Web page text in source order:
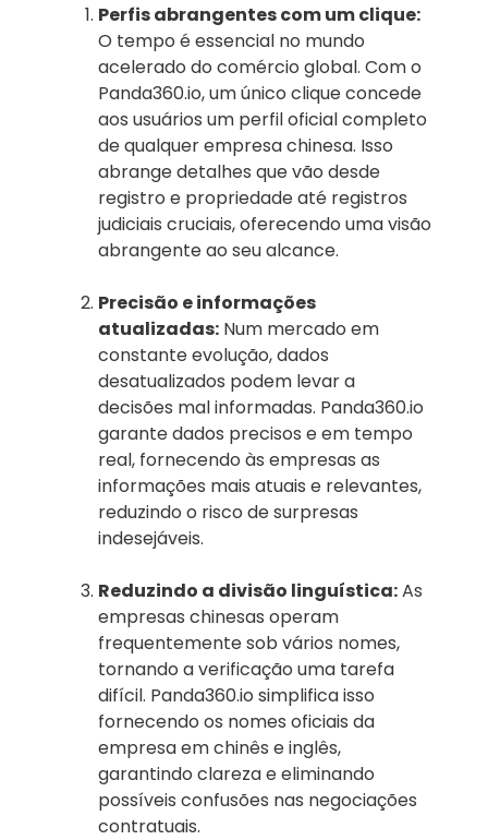
Perfis abrangentes com um clique:
O tempo é essencial no mundo
acelerado do comércio global. Com o
Panda360.io, um único clique concede
aos usuários um perfil oficial completo
de qualquer empresa chinesa. Isso
abrange detalhes que vão desde
registro e propriedade até registros
judiciais cruciais, oferecendo uma visão
abrangente ao seu alcance.
Precisão e informações
atualizadas: Num mercado em
constante evolução, dados
desatualizados podem levar a
decisões mal informadas. Panda360.io
garante dados precisos e em tempo
real, fornecendo às empresas as
informações mais atuais e relevantes,
reduzindo o risco de surpresas
indesejáveis.
Reduzindo a divisão linguística:As
empresas chinesas operam
frequentemente sob vários nomes,
tornando a verificação uma tarefa
difícil. Panda360.io simplifica isso
fornecendo os nomes oficiais da
empresa em chinês e inglês,
garantindo clareza e eliminando
possíveis confusões nas negociações
contratuais.